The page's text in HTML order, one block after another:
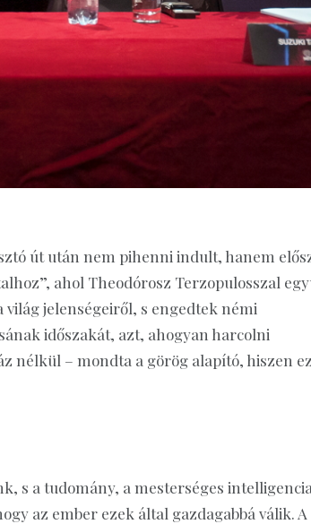
út után nem pihenni indult, hanem
ahol Theodórosz Terzopulosszal
jelenségeiről, s engedtek némi
időszakát, azt, ahogyan harcolni
nélkül – mondta a görög alapító, hiszen
s a tudomány, a mesterséges
az ember ezek által gazdagabbá válik. A